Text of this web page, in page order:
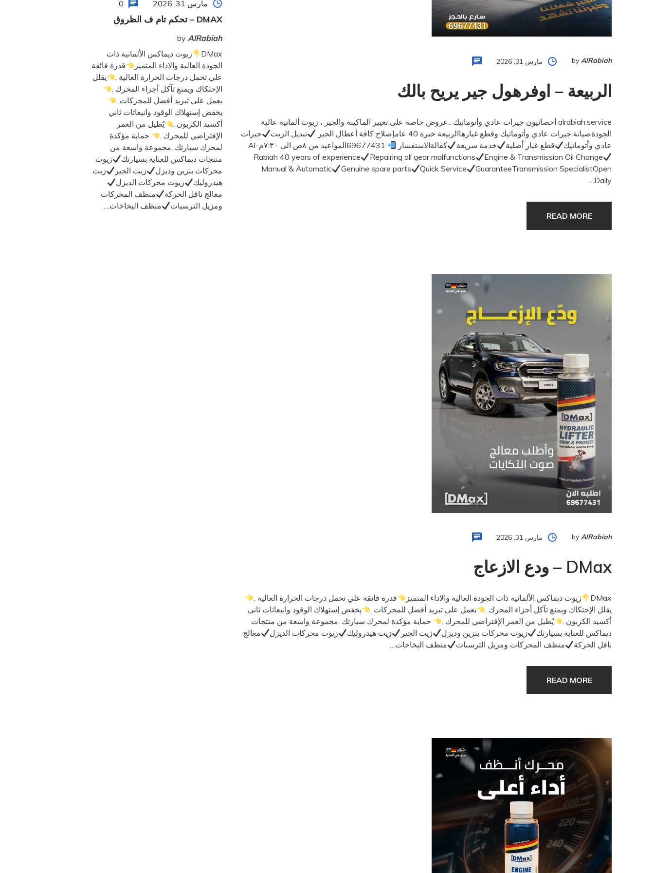
by AlRabiah مارس 31, 2026
الربيعة – اوفرهول جير يريح بالك
alrabiah.service أخصائيون جيرات عادي وأتوماتيك ..عروض خاصة على تغيير الماكينة والجير ، زيوت ألمانية عالية
الجودةصيانة جيرات عادي وأتوماتيك وقطع غيارهاالربيعة خبرة 40 عامإصلاح كافة أعطال الجير
تبديل الزيت
جيرات
عادي وأتوماتيك
قطع غيار أصلية خدمة سريعة كفالةالاستفسار
69677431المواعيد من ٨ص الى ٧:٣٠مAl-
Rabiah 40 years of experience
Repairing all gear malfunctions
Engine & Transmission Oil Change
Manual & Automatic
Genuine spare parts Quick Service
GuaranteeTransmission SpecialistOpen
Daily…
READ MORE
by AlRabiah مارس 31, 2026
DMax – ودع الازعاج
DMax زيوت ديماكس الألمانية ذات الجودة العالية والاداء المتميز
قدرة فائقة علي تحمل درجات الحرارة العالية .
يقلل الإحتكاك ويمنع تآكل أجزاء المحرك .
يعمل علي تبريد أفضل للمحركات .
يخفض إستهلاك الوقود وانبعاثات ثاني
أكسيد الكربون .
يُطيل من العمر الإفتراضي للمحرك .
حماية مؤكدة لمحرك سيارتك .مجموعة واسعة من منتجات
ديماكس للعناية بسيارتك
زيوت محركات بنزين وديزل زيت الجير زيت هيدروليك زيوت محركات الديزل
معالج
ناقل الحركة
منظف المحركات ومزيل الترسبات منظف البخاخات…
READ MORE
مارس 31, 2026 0
DMAX – تحكم تام ف الظروق
by AlRabiah
DMax
زيوت ديماكس الألمانية ذات
الجودة العالية والاداء المتميز
قدرة فائقة
علي تحمل درجات الحرارة العالية .
يقلل
الإحتكاك ويمنع تآكل أجزاء المحرك .
يعمل علي تبريد أفضل للمحركات .
يخفض إستهلاك الوقود وانبعاثات ثاني
أكسيد الكربون .
يُطيل من العمر
الإفتراضي للمحرك .
حماية مؤكدة
لمحرك سيارتك .مجموعة واسعة من
منتجات ديماكس للعناية بسيارتك
زيوت
محركات بنزين وديزل
زيت الجير
زيت
هيدروليك
زيوت محركات الديزل
معالج ناقل الحركة
منظف المحركات
ومزيل الترسبات
منظف البخاخات…